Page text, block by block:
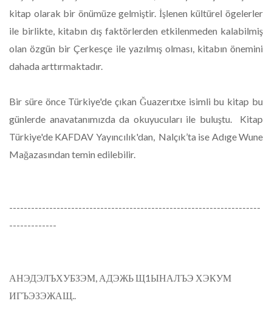
kitap olarak bir önümüze gelmiştir. İşlenen kültürel ögelerler
ile birlikte, kitabın dış faktörlerden etkilenmeden kalabilmiş
olan özgün bir Çerkesçe ile yazılmış olması, kitabın önemini
dahada arttırmaktadır.
Bir süre önce Türkiye'de çıkan Ğuazerıtxe isimli bu kitap bu
günlerde anavatanımızda da okuyucuları ile buluştu. Kitap
Türkiye'de KAFDAV Yayıncılık'dan, Nalçık’ta ise Adıge Wune
Mağazasından temin edilebilir.
---------------------------------------------------------------------
-------------
АНЭДЭЛЪХУБЗЭМ, АДЭЖЬ Щ1ЫНАЛЪЭ ХЭКУМ
ИГЪЭЗЭЖАЩ..